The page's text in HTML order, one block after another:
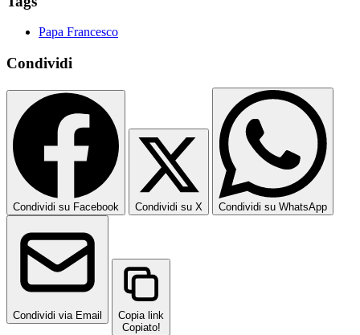
Papa Francesco
Condividi
Condividi su Facebook Condividi su X Condividi su WhatsApp
Condividi via Email
Copia link
Copiato!